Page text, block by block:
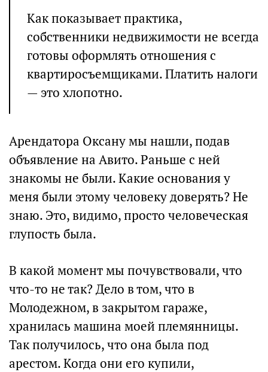
Как показывает практика,
собственники недвижимости не всегда
готовы оформлять отношения с
квартиросъемщиками. Платить налоги
— это хлопотно.
Арендатора Оксану мы нашли, подав
объявление на Авито. Раньше с ней
знакомы не были. Какие основания у
меня были этому человеку доверять? Не
знаю. Это, видимо, просто человеческая
глупость была.
В какой момент мы почувствовали, что
что-то не так? Дело в том, что в
Молодежном, в закрытом гараже,
хранилась машина моей племянницы.
Так получилось, что она была под
арестом. Когда они его купили,